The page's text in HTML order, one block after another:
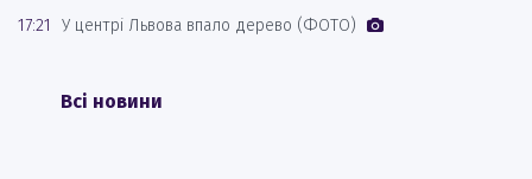
17:21 У центрі Львова впало дерево (ФОТО)
Всі новини